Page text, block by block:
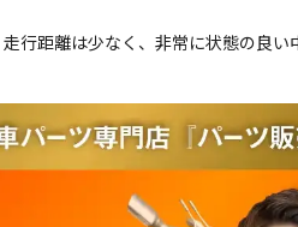
走行距離は少なく、非常に状態の良い